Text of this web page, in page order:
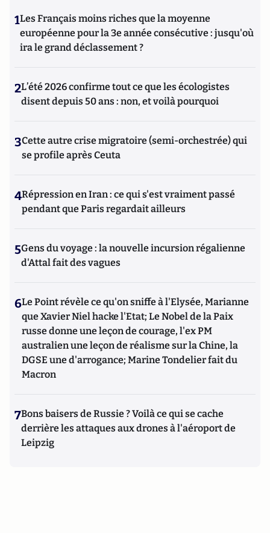
1Les Français moins riches que la moyenne
européenne pour la 3e année consécutive : jusqu'où
ira le grand déclassement ?
2L’été 2026 confirme tout ce que les écologistes
disent depuis 50 ans : non, et voilà pourquoi
3Cette autre crise migratoire (semi-orchestrée) qui
se profile après Ceuta
4Répression en Iran : ce qui s'est vraiment passé
pendant que Paris regardait ailleurs
5Gens du voyage : la nouvelle incursion régalienne
d'Attal fait des vagues
6Le Point révèle ce qu'on sniffe à l'Elysée, Marianne
que Xavier Niel hacke l'Etat; Le Nobel de la Paix
russe donne une leçon de courage, l'ex PM
australien une leçon de réalisme sur la Chine, la
DGSE une d'arrogance; Marine Tondelier fait du
Macron
7Bons baisers de Russie ? Voilà ce qui se cache
derrière les attaques aux drones à l'aéroport de
Leipzig